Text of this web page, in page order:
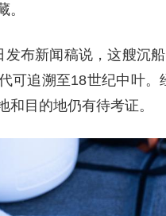
。
发布新闻稿说，这艘沉
可追溯至18世纪中叶
和目的地仍有待考证。